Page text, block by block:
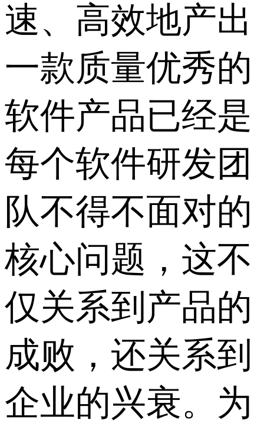
速、高效地产出
一款质量优秀的
软件产品已经是
每个软件研发团
队不得不面对的
核心问题，这不
仅关系到产品的
成败，还关系到
企业的兴衰。为